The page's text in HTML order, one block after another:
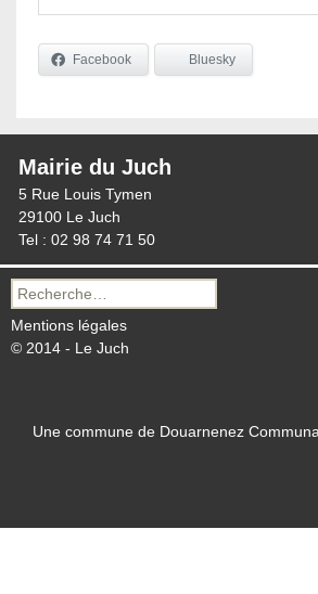
Facebook Bluesky
Mairie du Juch
5 Rue Louis Tymen
29100 Le Juch
Tel : 02 98 74 71 50
Recherche
pour :
Mentions légales
© 2014 - Le Juch
Une commune de Douarnenez